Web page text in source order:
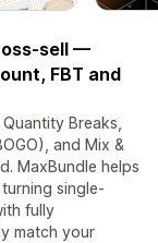
sell —
FBT and
Breaks,
and Mix &
MaxBundle helps
single-
fully
match your